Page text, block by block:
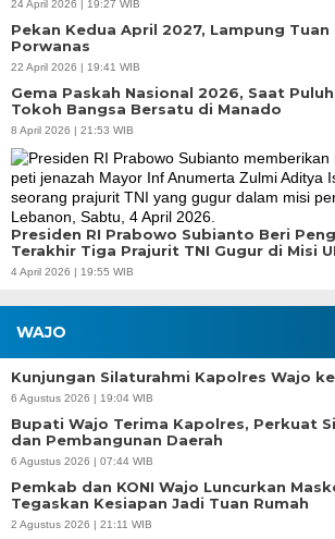
24 April 2026 | 19:27 WIB
Pekan Kedua April 2027, Lampung Tuan
Porwanas
22 April 2026 | 19:41 WIB
Gema Paskah Nasional 2026, Saat
Tokoh Bangsa Bersatu di Manado
8 April 2026 | 21:53 WIB
Presiden RI Prabowo Subianto Beri
Terakhir Tiga Prajurit TNI Gugur di Misi
4 April 2026 | 19:55 WIB
WAJO
Kunjungan Silaturahmi Kapolres Wajo ke
6 Agustus 2026 | 19:04 WIB
Bupati Wajo Terima Kapolres, Perkuat
dan Pembangunan Daerah
6 Agustus 2026 | 07:44 WIB
Pemkab dan KONI Wajo Luncurkan
Tegaskan Kesiapan Jadi Tuan Rumah
2 Agustus 2026 | 21:11 WIB